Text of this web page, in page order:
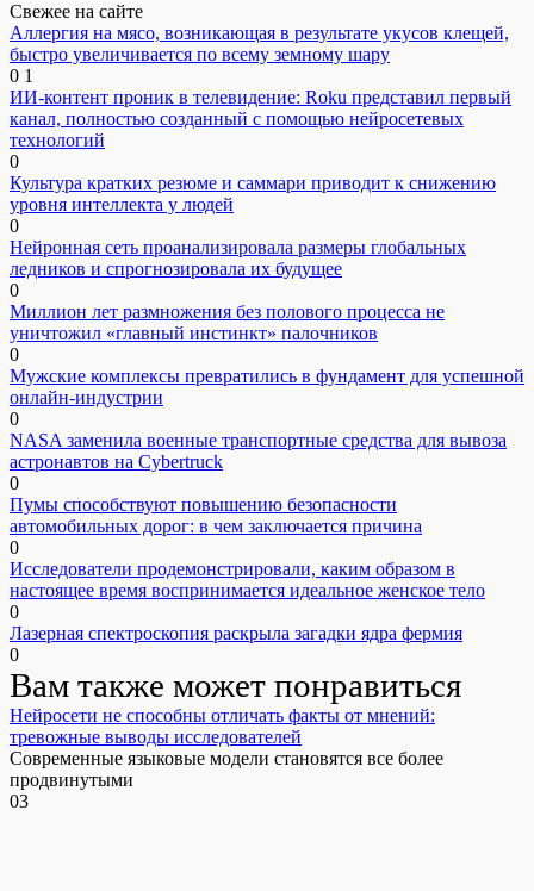
Свежее на сайте
Аллергия на мясо, возникающая в результате укусов клещей,
быстро увеличивается по всему земному шару
0 1
ИИ-контент проник в телевидение: Roku представил первый
канал, полностью созданный с помощью нейросетевых
технологий
0
Культура кратких резюме и саммари приводит к снижению
уровня интеллекта у людей
0
Нейронная сеть проанализировала размеры глобальных
ледников и спрогнозировала их будущее
0
Миллион лет размножения без полового процесса не
уничтожил «главный инстинкт» палочников
0
Мужские комплексы превратились в фундамент для успешной
онлайн-индустрии
0
NASA заменила военные транспортные средства для вывоза
астронавтов на Cybertruck
0
Пумы способствуют повышению безопасности
автомобильных дорог: в чем заключается причина
0
Исследователи продемонстрировали, каким образом в
настоящее время воспринимается идеальное женское тело
0
Лазерная спектроскопия раскрыла загадки ядра фермия
0
Вам также может понравиться
Нейросети не способны отличать факты от мнений:
тревожные выводы исследователей
Современные языковые модели становятся все более
продвинутыми
03